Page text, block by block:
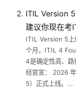
ITIL Version
建议你现在考
ITIL Version 5
个月，ITIL 4
4是确定性高、
经官宣： 2026
5）正式上线。...